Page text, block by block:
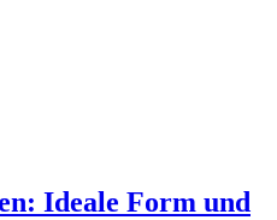
Ideale Form und